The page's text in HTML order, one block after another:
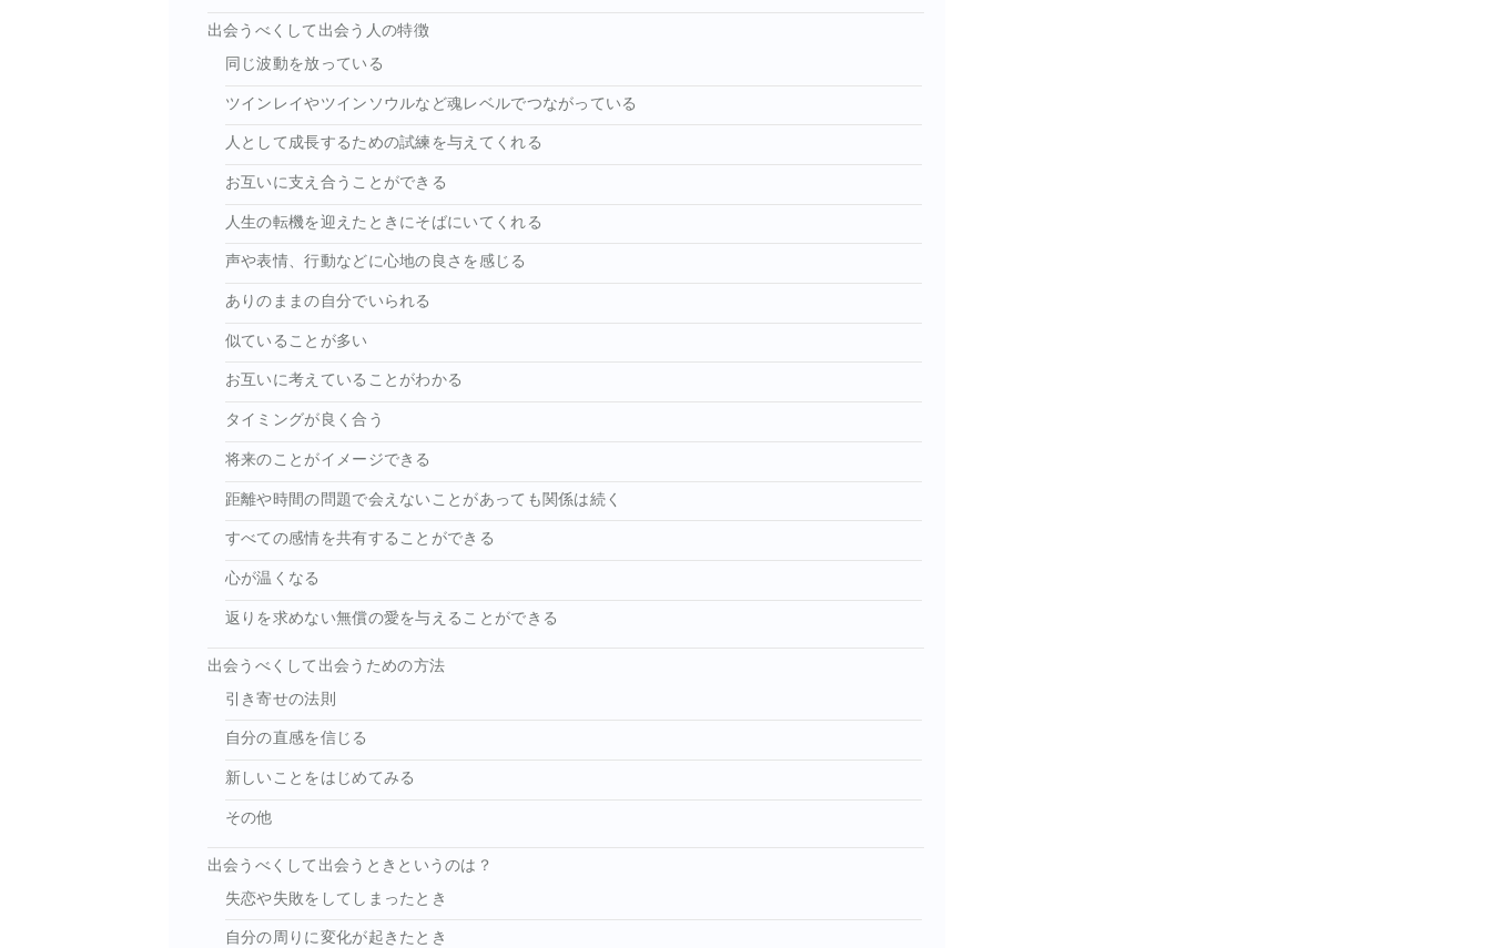
出会うべくして出会う人の特徴
同じ波動を放っている
ツインレイやツインソウルなど魂レベルでつながっている
人として成長するための試練を与えてくれる
お互いに支え合うことができる
人生の転機を迎えたときにそばにいてくれる
声や表情、行動などに心地の良さを感じる
ありのままの自分でいられる
似ていることが多い
お互いに考えていることがわかる
タイミングが良く合う
将来のことがイメージできる
距離や時間の問題で会えないことがあっても関係は続く
すべての感情を共有することができる
心が温くなる
返りを求めない無償の愛を与えることができる
出会うべくして出会うための方法
引き寄せの法則
自分の直感を信じる
新しいことをはじめてみる
その他
出会うべくして出会うときというのは？
失恋や失敗をしてしまったとき
自分の周りに変化が起きたとき